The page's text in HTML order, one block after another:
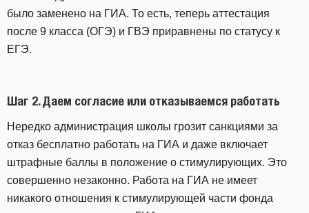
было заменено на ГИА. То есть, теперь аттестация
после 9 класса (ОГЭ) и ГВЭ приравнены по статусу к
ЕГЭ.
Шаг 2. Даем согласие или отказываемся работать
Нередко администрация школы грозит санкциями за
отказ бесплатно работать на ГИА и даже включает
штрафные баллы в положение о стимулирующих. Это
совершенно незаконно. Работа на ГИА не имеет
никакого отношения к стимулирующей части фонда